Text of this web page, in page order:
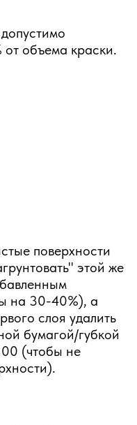
объема краски.
поверхности
этой же
на 30-40%), а
слоя удалить
бумагой/губкой
(чтобы не